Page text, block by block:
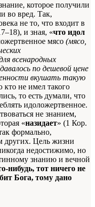
которое получили
во вред. Так,
не то, что входит в
и зная, «что идол
мясо (мясо,
всенародных
по дешевой цене
вкушать такую
кто не имел такого
то есть думали, что
идоложертвенное.
не знанием,
«назидает» (1 Кор.
формально,
Цель жизни
недостижимо, но
знанию и вечной
нибудь, тот ничего не
Бога, тому дано